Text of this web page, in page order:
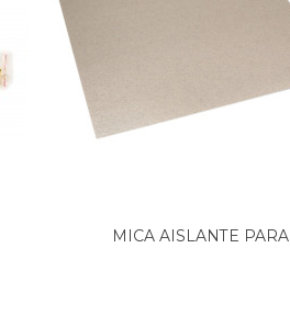
MICA AISLANTE PARA